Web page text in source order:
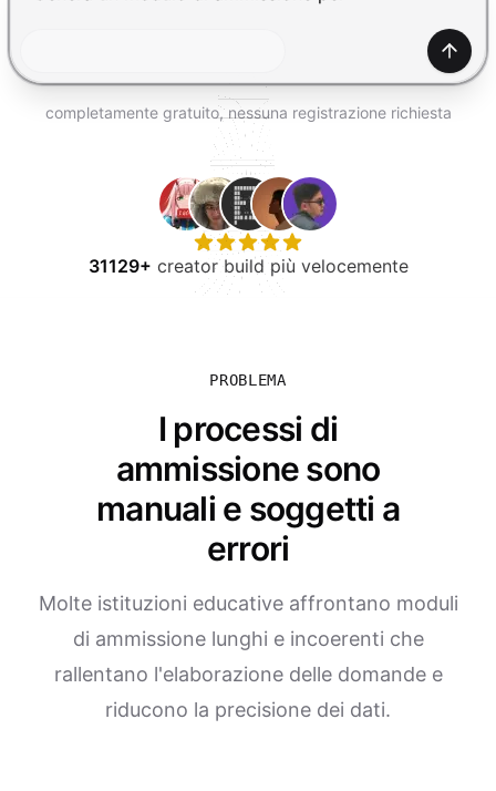
completamente gratuito, nessuna registrazione richiesta
31129+ creator build più velocemente
PROBLEMA
I processi di
ammissione sono
manuali e soggetti a
errori
Molte istituzioni educative affrontano moduli
di ammissione lunghi e incoerenti che
rallentano l'elaborazione delle domande e
riducono la precisione dei dati.